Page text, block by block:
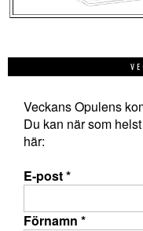
Veckans Opulens
Du kan när som
här:
E-post*
Förnamn *